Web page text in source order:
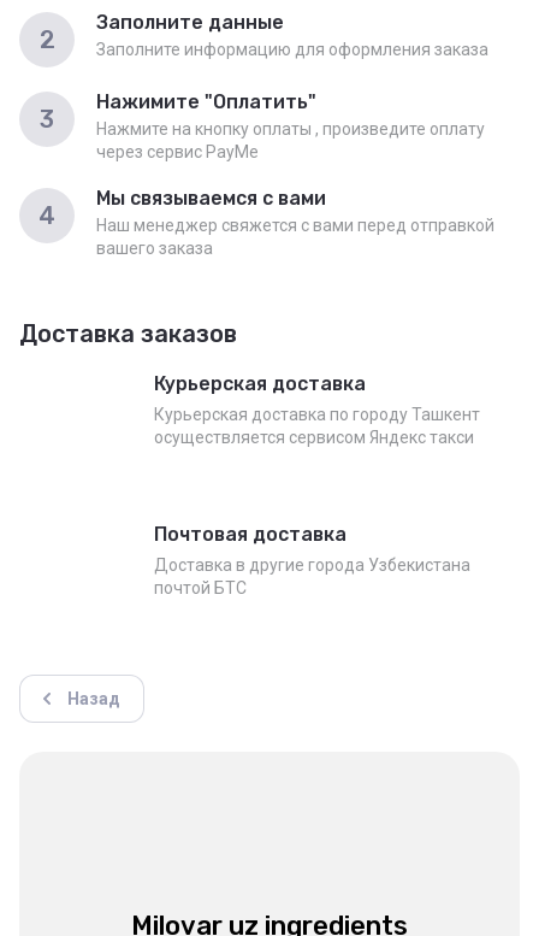
2
Заполните данные
Заполните информацию для оформления заказа
3
Нажимите "Оплатить"
Нажмите на кнопку оплаты , произведите оплату
через сервис PayMe
4
Мы связываемся с вами
Наш менеджер свяжется с вами перед отправкой
вашего заказа
Доставка заказов
Курьерская доставка
Курьерская доставка по городу Ташкент
осуществляется сервисом Яндекс такси
Почтовая доставка
Доставка в другие города Узбекистана
почтой БТС
Назад
Milovar uz ingredients